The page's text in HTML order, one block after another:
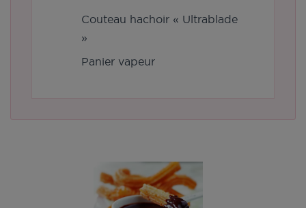
Couteau hachoir « Ultrablade
»
Panier vapeur